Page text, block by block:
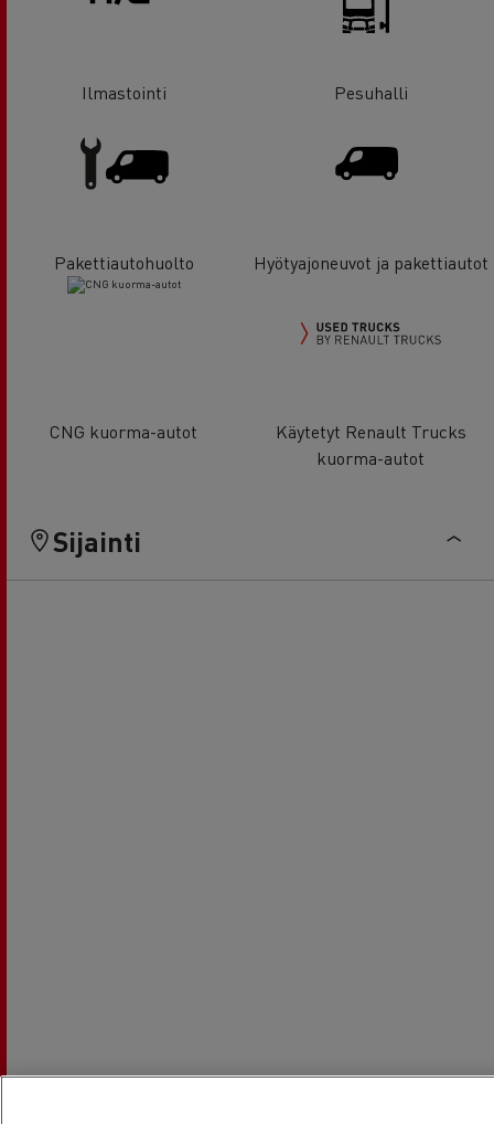
Ilmastointi Pesuhalli
Pakettiautohuolto Hyötyajoneuvot ja pakettiautot
CNG kuorma-autot
Käytetyt Renault Trucks
kuorma-autot
Sijainti